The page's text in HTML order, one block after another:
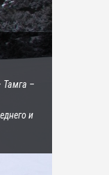
Тамга –
и